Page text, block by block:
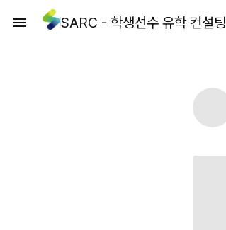
SARC - 학생선수 유학 컨설팅